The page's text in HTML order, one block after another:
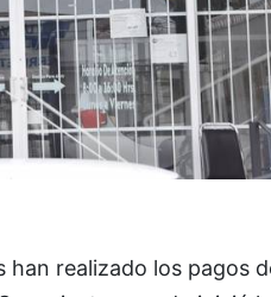
han realizado los pagos